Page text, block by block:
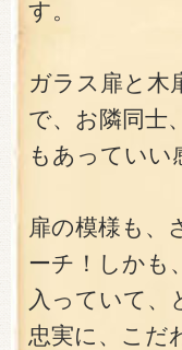
す。
ガラス扉と木
で、お隣同士
もあっていい
扉の模様も、
ーチ！しかも
入っていて、
忠実に、こだ